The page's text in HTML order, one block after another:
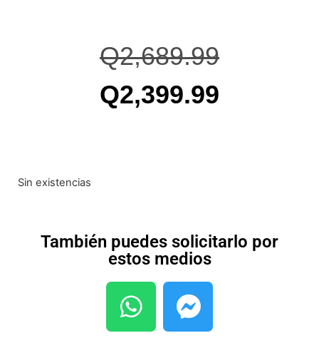
Q2,689.99
Q2,399.99
Sin existencias
También puedes solicitarlo por
estos medios